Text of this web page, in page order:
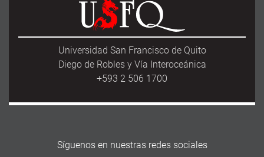
Universidad San Francisco de Quito
Diego de Robles y Vía Interoceánica
+593 2 506 1700
Síguenos en nuestras redes sociales